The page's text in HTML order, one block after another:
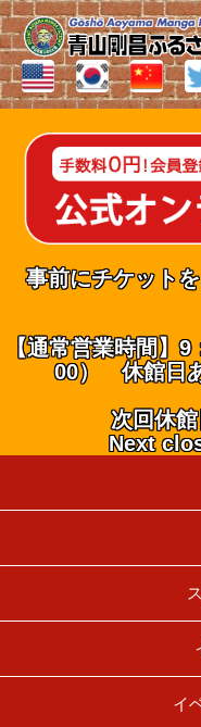
事前にチケット
【通常営業時間】
00） 休館
次回休
Next
イ